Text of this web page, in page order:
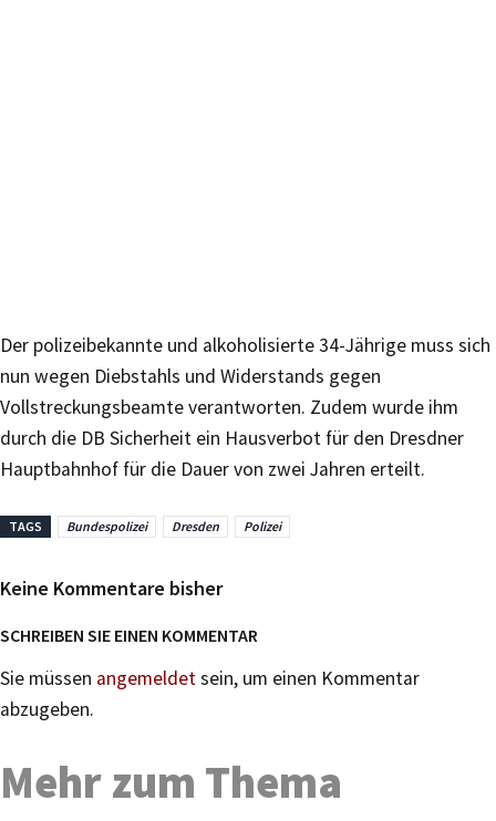
Der polizeibekannte und alkoholisierte 34-Jährige muss sich
nun wegen Diebstahls und Widerstands gegen
Vollstreckungsbeamte verantworten. Zudem wurde ihm
durch die DB Sicherheit ein Hausverbot für den Dresdner
Hauptbahnhof für die Dauer von zwei Jahren erteilt.
TAGS Bundespolizei Dresden Polizei
Keine Kommentare bisher
SCHREIBEN SIE EINEN KOMMENTAR
Sie müssen angemeldetsein, um einen Kommentar
abzugeben.
Mehr zum Thema